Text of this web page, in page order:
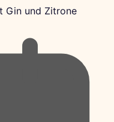
Gin und Zitrone